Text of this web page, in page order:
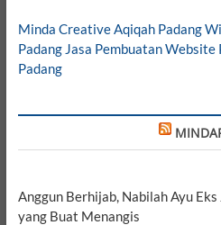
Minda CreativeAqiqah Padang
Padang Jasa Pembuatan Website
Padang
Anggun Berhijab, Nabilah Ayu
yang Buat Menangis